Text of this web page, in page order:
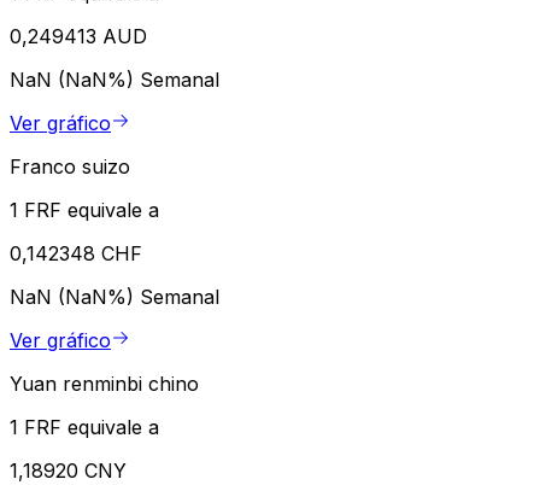
0,249413 AUD
NaN (NaN%) Semanal
Ver gráfico
Franco suizo
1 FRF equivale a
0,142348 CHF
NaN (NaN%) Semanal
Ver gráfico
Yuan renminbi chino
1 FRF equivale a
1,18920 CNY